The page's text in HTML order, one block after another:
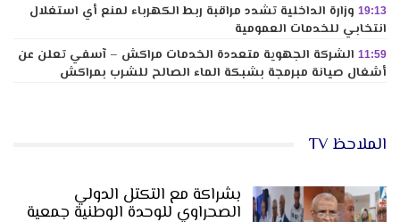
19:13 وزارة الداخلية تشدد مراقبة ربط الكهرباء لمنع أي استغلال
انتخابي للخدمات العمومية
11:59 الشركة الجهوية متعددة الخدمات مراكش – آسفي تعلن عن
أشغال صيانة مبرمجة بشبكة الماء الصالح للشرب بمراكش
الملاحظ TV
بشراكة مع التكتل الدولي
الصحراوي للوحدة الوطنية جمعية